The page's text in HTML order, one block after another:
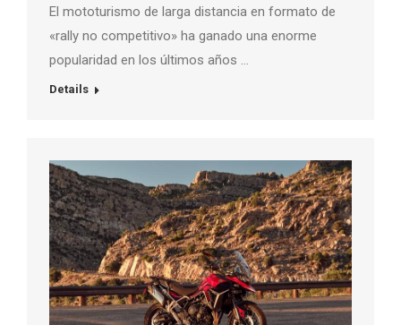
El mototurismo de larga distancia en formato de
«rally no competitivo» ha ganado una enorme
popularidad en los últimos años …
Details